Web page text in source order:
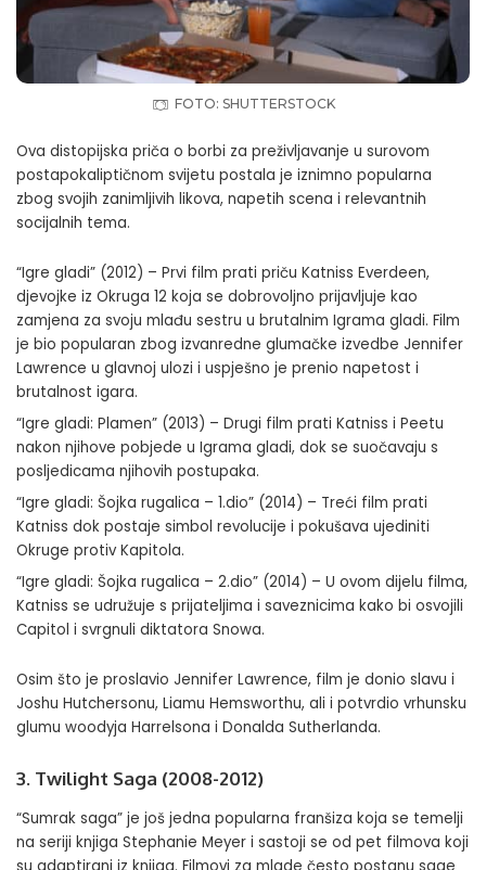
FOTO: SHUTTERSTOCK
Ova distopijska priča o borbi za preživljavanje u surovom
postapokaliptičnom svijetu postala je iznimno popularna
zbog svojih zanimljivih likova, napetih scena i relevantnih
socijalnih tema.
“Igre gladi” (2012) – Prvi film prati priču Katniss Everdeen,
djevojke iz Okruga 12 koja se dobrovoljno prijavljuje kao
zamjena za svoju mlađu sestru u brutalnim Igrama gladi. Film
je bio popularan zbog izvanredne glumačke izvedbe Jennifer
Lawrence u glavnoj ulozi i uspješno je prenio napetost i
brutalnost igara.
“Igre gladi: Plamen” (2013) – Drugi film prati Katniss i Peetu
nakon njihove pobjede u Igrama gladi, dok se suočavaju s
posljedicama njihovih postupaka.
“Igre gladi: Šojka rugalica – 1.dio” (2014) – Treći film prati
Katniss dok postaje simbol revolucije i pokušava ujediniti
Okruge protiv Kapitola.
“Igre gladi: Šojka rugalica – 2.dio” (2014) – U ovom dijelu filma,
Katniss se udružuje s prijateljima i saveznicima kako bi osvojili
Capitol i svrgnuli diktatora Snowa.
Osim što je proslavio Jennifer Lawrence, film je donio slavu i
Joshu Hutchersonu, Liamu Hemsworthu, ali i potvrdio vrhunsku
glumu woodyja Harrelsona i Donalda Sutherlanda.
3. Twilight Saga (2008-2012)
“Sumrak saga” je još jedna popularna franšiza koja se temelji
na seriji knjiga Stephanie Meyer i sastoji se od pet filmova koji